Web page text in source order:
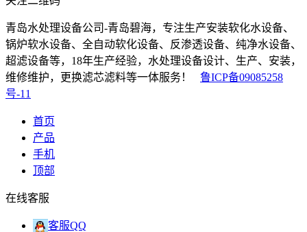
青岛水处理设备公司-青岛碧海，专注生产安装软化水设备、
锅炉软水设备、全自动软化设备、反渗透设备、纯净水设备、
超滤设备等，18年生产经验，水处理设备设计、生产、安装，
维修维护，更换滤芯滤料等一体服务！ 鲁ICP备09085258
号-11
首页
产品
手机
顶部
在线客服
客服QQ